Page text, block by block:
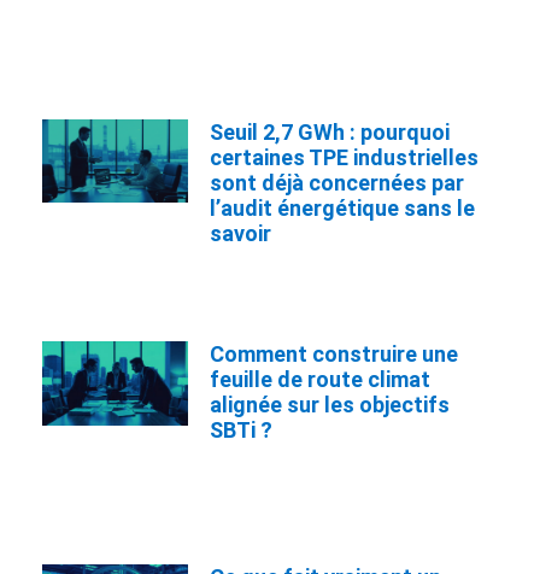
Seuil 2,7 GWh : pourquoi
certaines TPE industrielles
sont déjà concernées par
l’audit énergétique sans le
savoir
Comment construire une
feuille de route climat
alignée sur les objectifs
SBTi ?